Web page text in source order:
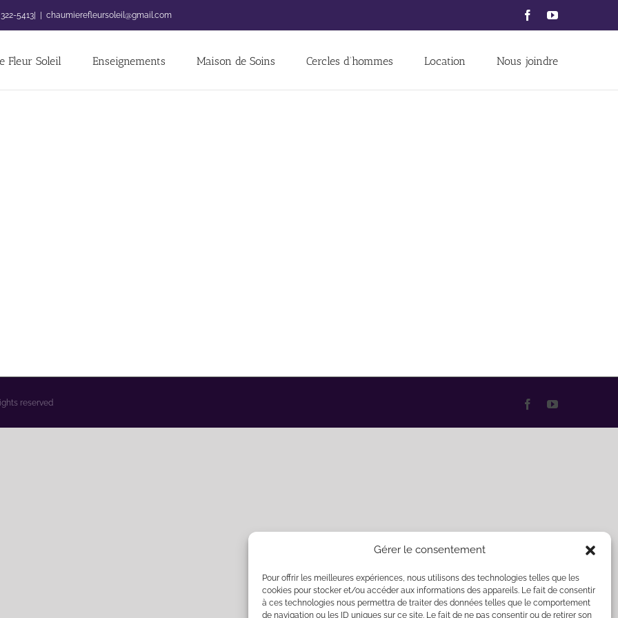
Gérer le consentement
Pour offrir les meilleures expériences, nous utilisons des technologies telles que les
cookies pour stocker et/ou accéder aux informations des appareils. Le fait de consentir
à ces technologies nous permettra de traiter des données telles que le comportement
de navigation ou les ID uniques sur ce site. Le fait de ne pas consentir ou de retirer son
5413| chaumierefleursoleil@gmail.com FacebookYouTube
Fleur Soleil Enseignements Maison de Soins Cercles d’hommes Location Nous joindre
reserved FacebookYouTube